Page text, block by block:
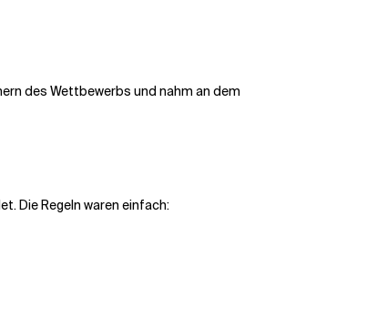
des Wettbewerbs und nahm an dem
Die Regeln waren einfach: